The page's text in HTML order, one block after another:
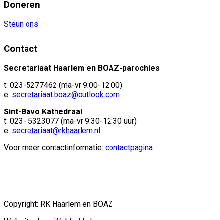
Doneren
Steun ons
Contact
Secretariaat Haarlem en BOAZ-parochies
t: 023-5277462 (ma-vr 9:00-12:00)
e: secretariaat.boaz@outlook.com
Sint-Bavo Kathedraal
t: 023- 5323077 (ma-vr 9:30-12:30 uur)
e: secretariaat@rkhaarlem.nl
Voor meer contactinformatie: contactpagina
Copyright: RK Haarlem en BOAZ